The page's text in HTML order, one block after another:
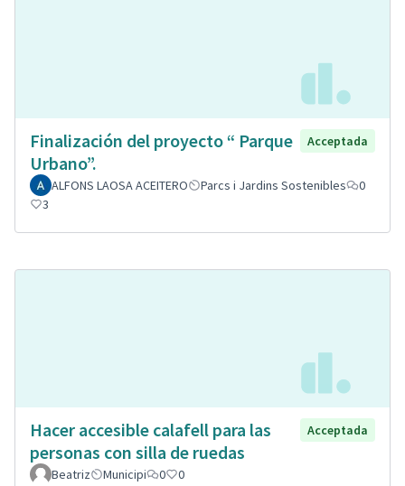
Finalización del proyecto “ Parque
Urbano”.
Acceptada
ALFONS LAOSA ACEITERO Parcs i Jardins Sostenibles
0
3
Hacer accesible calafell para las
personas con silla de ruedas
Acceptada
Beatriz Municipi 0 0